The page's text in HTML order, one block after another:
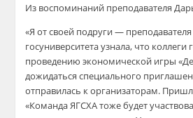
Из воспоминаний преподавателя
«Я от своей подруги — преподавателя
госуниверситета узнала, что коллеги
проведению экономической игры
дожидаться специального
отправилась к организаторам.
«Команда ЯГСХА тоже будет